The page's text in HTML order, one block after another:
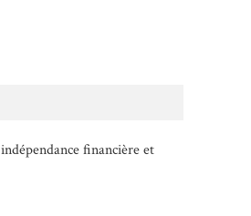
indépendance financière et